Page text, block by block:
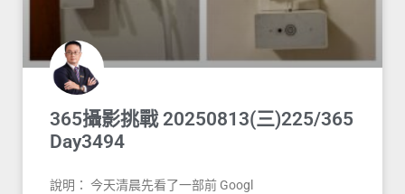
365攝影挑戰 20250813(三)225/365
Day3494
說明： 今天清晨先看了一部前 Googl